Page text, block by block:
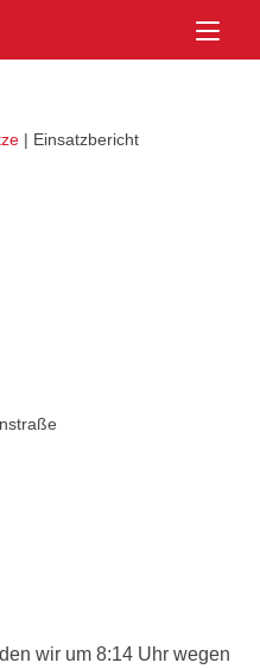
| Einsatzbericht
wir um 8:14 Uhr wegen